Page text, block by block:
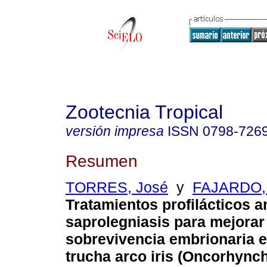
Zootecnia Tropical
versión impresa ISSN 0798-
Resumen
TORRES, José y
Tratamientos profilácticos
saprolegniasis para
sobrevivencia embrionaria
trucha arco iris